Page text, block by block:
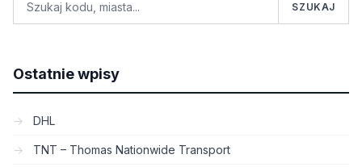
SZUKAJ
Ostatnie wpisy
DHL
TNT – Thomas Nationwide Transport